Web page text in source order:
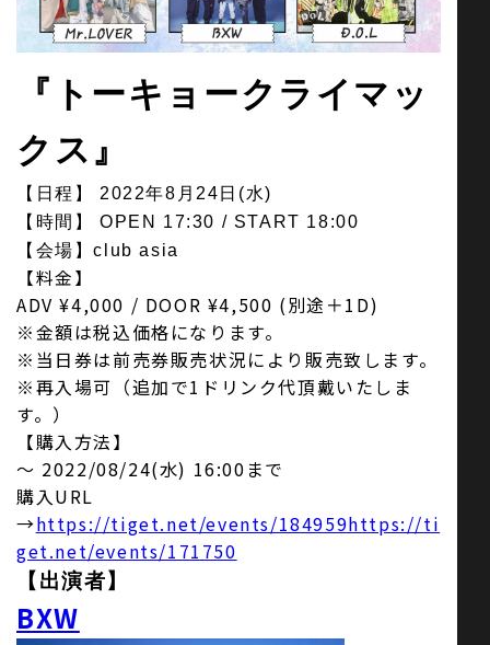
SNS
お問い合わせ
『トーキョークライマッ
クス』
【日程】 2022年8月24日(水)
【時間】 OPEN 17:30 / START 18:00
【会場】club asia
【料金】
ADV ¥4,000 / DOOR ¥4,500 (別途＋1D)
※金額は税込価格になります。
※当日券は前売券販売状況により販売致します。
※再入場可（追加で1ドリンク代頂戴いたしま
す。）
【購入方法】
〜 2022/08/24(水) 16:00まで
購入URL
→https://tiget.net/events/184959https://ti
get.net/events/171750
【出演者】
BXW